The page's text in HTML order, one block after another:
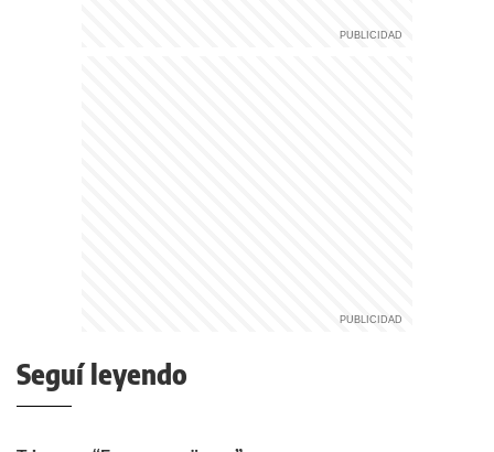
Seguí leyendo